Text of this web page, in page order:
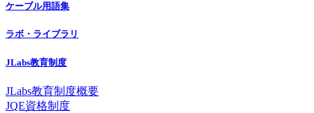
ケーブル用語集
ラボ・ライブラリ
JLabs教育制度
JLabs教育制度概要
JQE資格制度